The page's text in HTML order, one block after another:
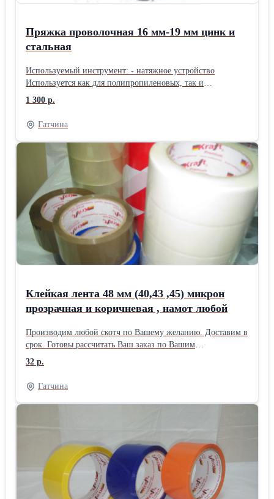
Пряжка проволочная 16 мм-19 мм цинк и
стальная
Используемый инструмент: - натяжное устройство
Используется как для полипропиленовых, так и
полиэстеровых лент шириной 9мм -19мм. В нгаличии и
всё необходимое оборудование и расходные материалы.
Доставка.
1 300 р.
Гатчина
Клейкая лента 48 мм (40,43 ,45) микрон
прозрачная и коричневая , намот любой
Производим любой скотч по Вашему желанию. Доставим в
срок. Готовы рассчитать Ваш заказ по Вашим
потребностям. Доставка по Гатчине, Санкт-Петербургу и
до терминала ТК в СПб.
32 р.
Гатчина